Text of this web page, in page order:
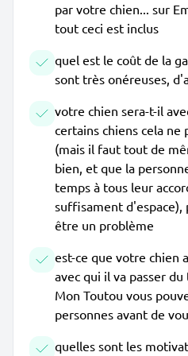
par votre chien... sur
tout ceci est inclus
quel est le coût de la
sont très onéreuses,
votre chien sera-t-il
certains chiens cela ne
(mais il faut tout de
bien, et que la
temps à tous leur
suffisament d'espace),
être un problème
est-ce que votre chien
avec qui il va passer
Mon Toutou vous
personnes avant de
quelles sont les